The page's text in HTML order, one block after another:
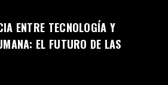
ENTRE TECNOLOGÍA Y
EL FUTURO DE LAS